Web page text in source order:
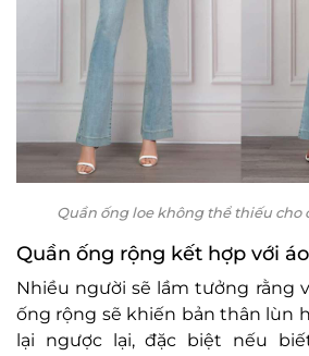
Quần ống loe không thể thiếu cho
Quần ống rộng kết hợp với
Nhiều người sẽ lầm tưởng rằng
ống rộng sẽ khiến bản thân lùn
lại ngược lại, đặc biệt nếu